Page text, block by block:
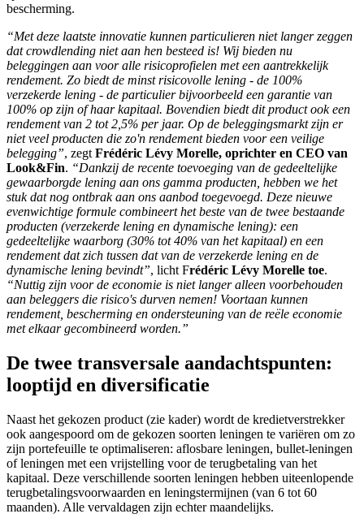
bescherming.
“Met deze laatste innovatie kunnen particulieren niet langer zeggen
dat crowdlending niet aan hen besteed is! Wij bieden nu
beleggingen aan voor alle risicoprofielen met een aantrekkelijk
rendement. Zo biedt de minst risicovolle lening - de 100%
verzekerde lening - de particulier bijvoorbeeld een garantie van
100% op zijn of haar kapitaal. Bovendien biedt dit product ook een
rendement van 2 tot 2,5% per jaar. Op de beleggingsmarkt zijn er
niet veel producten die zo'n rendement bieden voor een veilige
belegging”, zegtFrédéric Lévy Morelle, oprichter en CEO van
Look&Fin. “Dankzij de recente toevoeging van de gedeeltelijke
gewaarborgde lening aan ons gamma producten, hebben we het
stuk dat nog ontbrak aan ons aanbod toegevoegd. Deze nieuwe
evenwichtige formule combineert het beste van de twee bestaande
producten (verzekerde lening en dynamische lening): een
gedeeltelijke waarborg (30% tot 40% van het kapitaal) en een
rendement dat zich tussen dat van de verzekerde lening en de
dynamische lening bevindt”, licht Frédéric Lévy Morelle toe.
“Nuttig zijn voor de economie is niet langer alleen voorbehouden
aan beleggers die risico's durven nemen! Voortaan kunnen
rendement, bescherming en ondersteuning van de reële economie
met elkaar gecombineerd worden.”
De twee transversale aandachtspunten:
looptijd en diversificatie
Naast het gekozen product (zie kader) wordt de kredietverstrekker
ook aangespoord om de gekozen soorten leningen te variëren om zo
zijn portefeuille te optimaliseren: aflosbare leningen, bullet-leningen
of leningen met een vrijstelling voor de terugbetaling van het
kapitaal. Deze verschillende soorten leningen hebben uiteenlopende
terugbetalingsvoorwaarden en leningstermijnen (van 6 tot 60
maanden). Alle vervaldagen zijn echter maandelijks.